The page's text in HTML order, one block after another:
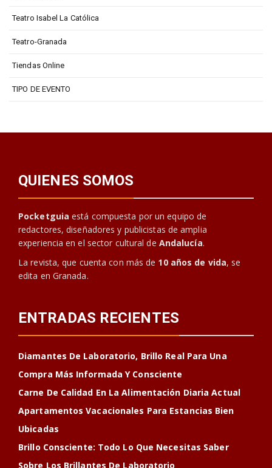
Teatro Isabel La Católica
Teatro-Granada
Tiendas Online
TIPO DE EVENTO
QUIENES SOMOS
Pocketguia está compuesta por un equipo de
redactores, diseñadores y publicistas de amplia
experiencia en el sector cultural de Andalucía.
La revista, que cuenta con más de 10 años de vida, se
edita en Granada.
ENTRADAS RECIENTES
Diamantes De Laboratorio, Brillo Real Para Una
Compra Más Informada Y Consciente
Carne De Calidad En La Alimentación Diaria Actual
Apartamentos Vacacionales Para Estancias Bien
Ubicadas
Brillo Consciente: Todo Lo Que Necesitas Saber
Sobre Los Brillantes De Laboratorio